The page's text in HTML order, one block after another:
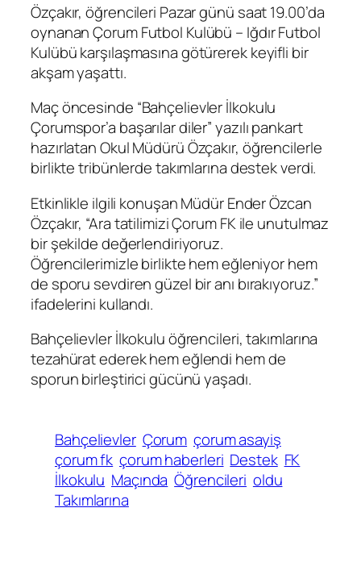
Özçakır, öğrencileri Pazar günü saat 19.00’da
oynanan Çorum Futbol Kulübü – Iğdır Futbol
Kulübü karşılaşmasına götürerek keyifli bir
akşam yaşattı.
Maç öncesinde “Bahçelievler İlkokulu
Çorumspor’a başarılar diler” yazılı pankart
hazırlatan Okul Müdürü Özçakır, öğrencilerle
birlikte tribünlerde takımlarına destek verdi.
Etkinlikle ilgili konuşan Müdür Ender Özcan
Özçakır, “Ara tatilimizi Çorum FK ile unutulmaz
bir şekilde değerlendiriyoruz.
Öğrencilerimizle birlikte hem eğleniyor hem
de sporu sevdiren güzel bir anı bırakıyoruz.”
ifadelerini kullandı.
Bahçelievler İlkokulu öğrencileri, takımlarına
tezahürat ederek hem eğlendi hem de
sporun birleştirici gücünü yaşadı.
Bahçelievler Çorum çorum asayiş
çorum fk çorum haberleri Destek FK
İlkokulu Maçında Öğrencileri oldu
Takımlarına